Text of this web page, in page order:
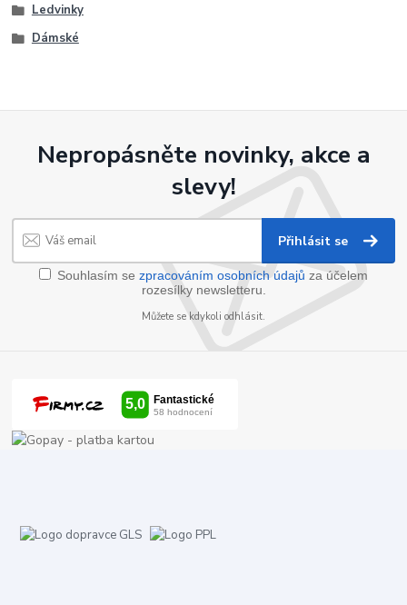
Ledvinky
Dámské
Nepropásněte novinky, akce a
slevy!
Přihlásit se
Souhlasím se zpracováním osobních údajů za účelem
rozesílky newsletteru.
Můžete se kdykoli odhlásit.